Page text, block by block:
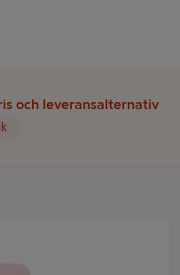
och leveransalternativ